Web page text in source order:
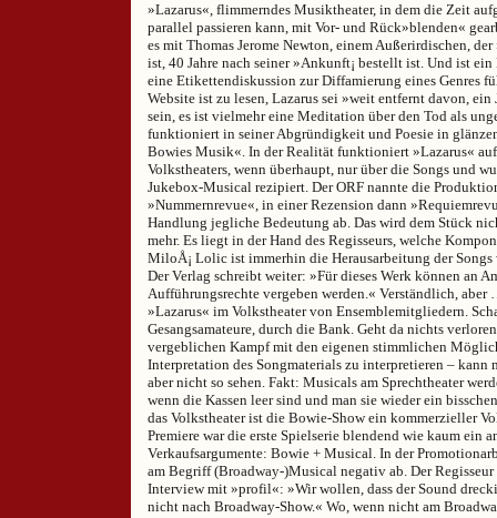
»Lazarus«, flimmerndes Musiktheater, in dem die Zeit
parallel passieren kann, mit Vor- und Rück»blenden«
es mit Thomas Jerome Newton, einem Außerirdischen,
ist, 40 Jahre nach seiner »Ankunft¡ bestellt ist. Und ist
eine Etikettendiskussion zur Diffamierung eines Genres
Website ist zu lesen, Lazarus sei »weit entfernt davon,
sein, es ist vielmehr eine Meditation über den Tod als
funktioniert in seiner Abgründigkeit und Poesie in
Bowies Musik«. In der Realität funktioniert »Lazarus«
Volkstheaters, wenn überhaupt, nur über die Songs und
Jukebox-Musical rezipiert. Der ORF nannte die
»Nummernrevue«, in einer Rezension dann
Handlung jegliche Bedeutung ab. Das wird dem Stück
mehr. Es liegt in der Hand des Regisseurs, welche
MiloÅ¡ Lolic ist immerhin die Herausarbeitung der Songs
Der Verlag schreibt weiter: »Für dieses Werk können an
Aufführungsrechte vergeben werden.« Verständlich,
»Lazarus« im Volkstheater von Ensemblemitgliedern.
Gesangsamateure, durch die Bank. Geht da nichts
vergeblichen Kampf mit den eigenen stimmlichen
Interpretation des Songmaterials zu interpretieren – kann
aber nicht so sehen. Fakt: Musicals am Sprechtheater
wenn die Kassen leer sind und man sie wieder ein
das Volkstheater ist die Bowie-Show ein kommerzieller
Premiere war die erste Spielserie blendend wie kaum ein
Verkaufsargumente: Bowie + Musical. In der
am Begriff (Broadway-)Musical negativ ab. Der
Interview mit »profil«: »Wir wollen, dass der Sound
nicht nach Broadway-Show.« Wo, wenn nicht am